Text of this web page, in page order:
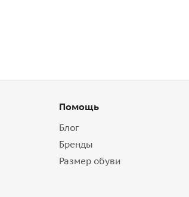
Помощь
Блог
Бренды
Размер обуви